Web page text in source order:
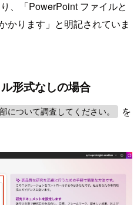
、「PowerPoint ファイルと
かります」と明記されていま
形式なしの場合
について調査してください。
を